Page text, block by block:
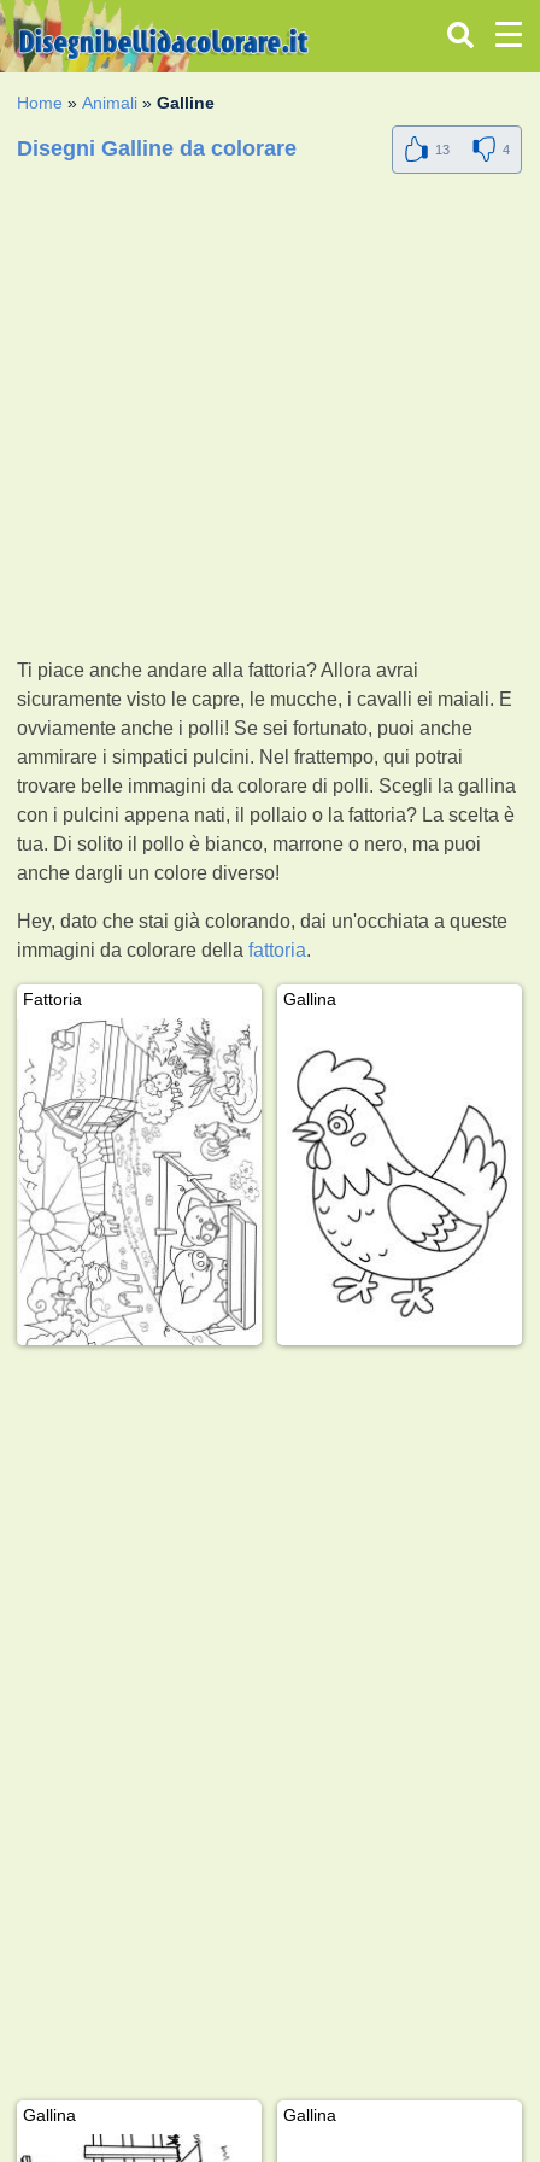
Home »Animali »Galline
Disegni Galline da colorare 13 4
Ti piace anche andare alla fattoria? Allora avrai
sicuramente visto le capre, le mucche, i cavalli ei maiali. E
ovviamente anche i polli! Se sei fortunato, puoi anche
ammirare i simpatici pulcini. Nel frattempo, qui potrai
trovare belle immagini da colorare di polli. Scegli la gallina
con i pulcini appena nati, il pollaio o la fattoria? La scelta è
tua. Di solito il pollo è bianco, marrone o nero, ma puoi
anche dargli un colore diverso!
Hey, dato che stai già colorando, dai un'occhiata a queste
immagini da colorare dellafattoria.
Fattoria Gallina
Gallina Gallina